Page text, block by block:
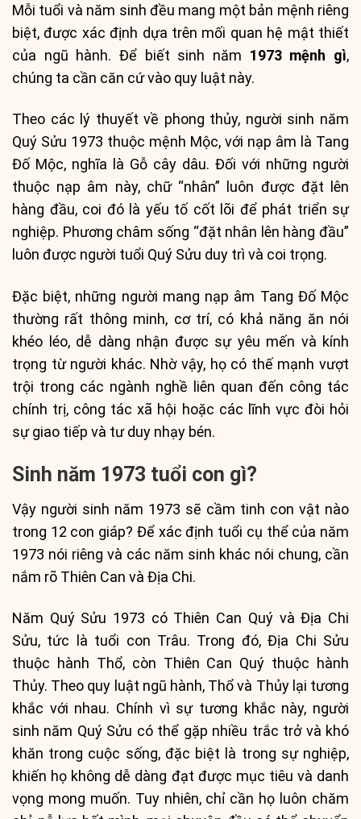
Mỗi tuổi và năm sinh đều mang một bản mệnh riêng
biệt, được xác định dựa trên mối quan hệ mật thiết
của ngũ hành. Để biết sinh năm 1973 mệnh gì,
chúng ta cần căn cứ vào quy luật này.
Theo các lý thuyết về phong thủy, người sinh năm
Quý Sửu 1973 thuộc mệnh Mộc, với nạp âm là Tang
Đố Mộc, nghĩa là Gỗ cây dâu. Đối với những người
thuộc nạp âm này, chữ “nhân” luôn được đặt lên
hàng đầu, coi đó là yếu tố cốt lõi để phát triển sự
nghiệp. Phương châm sống “đặt nhân lên hàng đầu”
luôn được người tuổi Quý Sửu duy trì và coi trọng.
Đặc biệt, những người mang nạp âm Tang Đố Mộc
thường rất thông minh, cơ trí, có khả năng ăn nói
khéo léo, dễ dàng nhận được sự yêu mến và kính
trọng từ người khác. Nhờ vậy, họ có thế mạnh vượt
trội trong các ngành nghề liên quan đến công tác
chính trị, công tác xã hội hoặc các lĩnh vực đòi hỏi
sự giao tiếp và tư duy nhạy bén.
Sinh năm 1973 tuổi con gì?
Vậy người sinh năm 1973 sẽ cầm tinh con vật nào
trong 12 con giáp? Để xác định tuổi cụ thể của năm
1973 nói riêng và các năm sinh khác nói chung, cần
nắm rõ Thiên Can và Địa Chi.
Năm Quý Sửu 1973 có Thiên Can Quý và Địa Chi
Sửu, tức là tuổi con Trâu. Trong đó, Địa Chi Sửu
thuộc hành Thổ, còn Thiên Can Quý thuộc hành
Thủy. Theo quy luật ngũ hành, Thổ và Thủy lại tương
khắc với nhau. Chính vì sự tương khắc này, người
sinh năm Quý Sửu có thể gặp nhiều trắc trở và khó
khăn trong cuộc sống, đặc biệt là trong sự nghiệp,
khiến họ không dễ dàng đạt được mục tiêu và danh
vọng mong muốn. Tuy nhiên, chỉ cần họ luôn chăm